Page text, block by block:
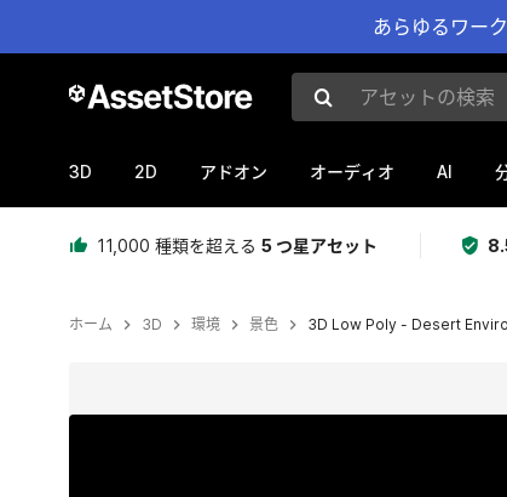
あらゆるワー
アセットの検索
3D 2D アドオン オーディオ AI
11,000 種類を超える 5 つ星アセット
ホーム 3D 環境 景色 3D Low Poly - Desert